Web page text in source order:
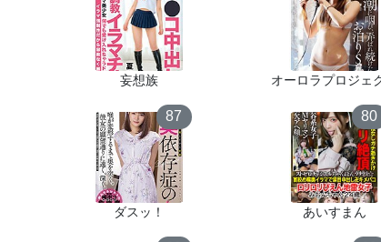
妄想族 オーロラプロジェ
87
ダスッ！
80
あいすまん